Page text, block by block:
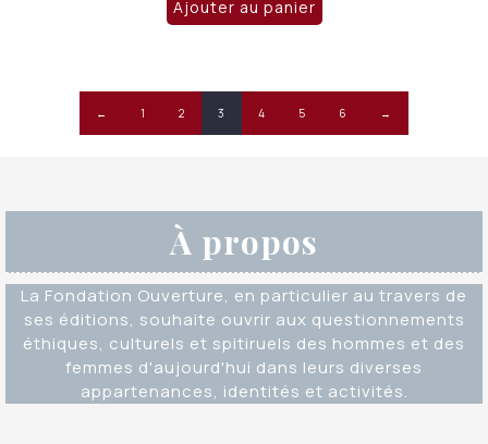
Ajouter au panier
← 1 2 3 4 5 6 →
À propos
La Fondation Ouverture, en particulier au travers de
ses éditions, souhaite ouvrir aux questionnements
éthiques, culturels et spitiruels des hommes et des
femmes d'aujourd'hui dans leurs diverses
appartenances, identités et activités.